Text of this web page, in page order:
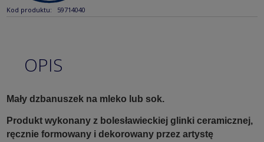
Kod produktu: 59714040
OPIS
Mały dzbanuszek na mleko lub sok.
Produkt wykonany z bolesławieckiej glinki ceramicznej,
ręcznie formowany i dekorowany przez artystę